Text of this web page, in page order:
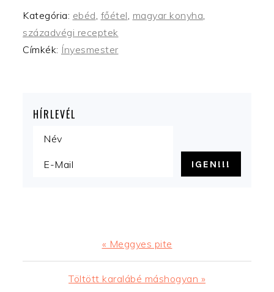
Kategória: ebéd, főétel, magyar konyha,
századvégi receptek
Címkék: Ínyesmester
HÍRLEVÉL
Előző
bejegyzés
« Meggyes pite
Következő
Töltött karalábé máshogyan »